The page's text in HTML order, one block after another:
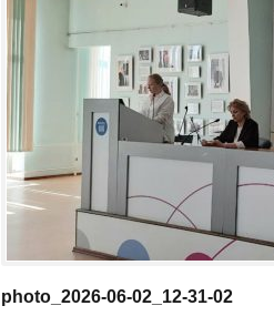
photo_2026-06-02_12-31-02